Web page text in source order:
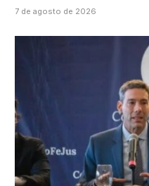
7 de agosto de 2026